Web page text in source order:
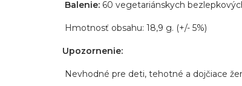
Balenie: 60 vegetariánskych
Hmotnosť obsahu: 18,9 g. (+/- 5%)
Upozornenie:
Nevhodné pre deti, tehotné a dojčiace